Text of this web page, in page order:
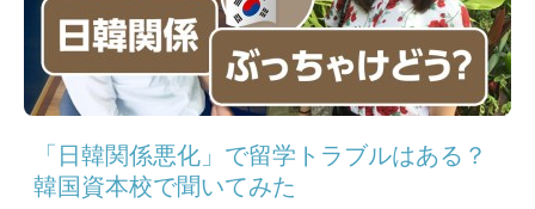
「日韓関係悪化」で留学トラブルはある？
韓国資本校で聞いてみた